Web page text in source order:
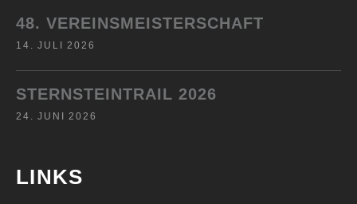
48. VEREINSMEISTERSCHAFT
14. JULI 2026
STERNSTEINTRAIL 2026
24. JUNI 2026
LINKS